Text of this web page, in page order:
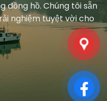
đồng hồ. Chúng tôi sẵn
nghiệm tuyệt vời cho